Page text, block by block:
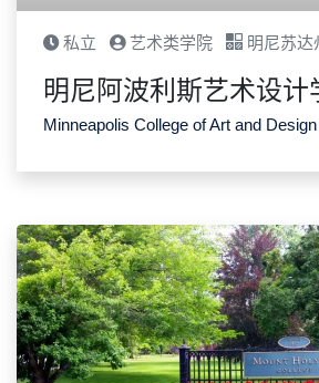
私立 艺术类学院 明尼苏达
明尼阿波利斯艺术设计
Minneapolis College of Art and Design